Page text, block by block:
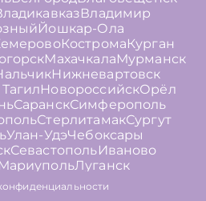
Владимир
Йошкар-Ола
КостромаКурган
МахачкалаМурманск
Нижневартовск
НовороссийскОрёл
СаранскСимферополь
СтерлитамакСургут
Улан-УдэЧебоксары
СевастопольИваново
МариупольЛуганск